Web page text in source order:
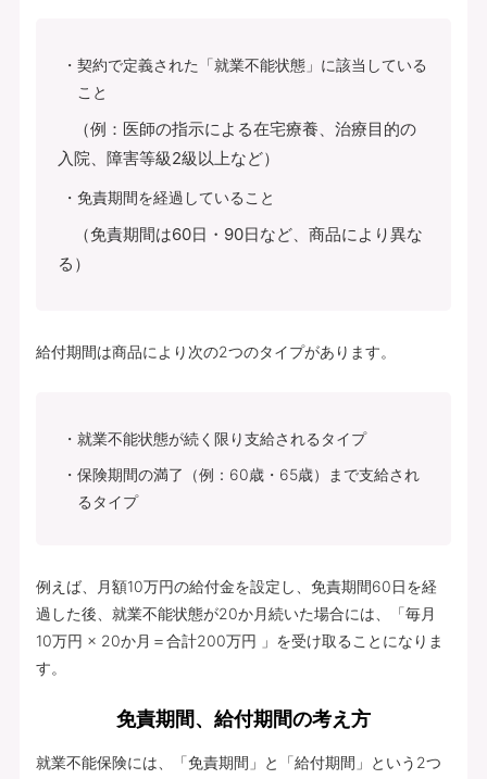
契約で定義された「就業不能状態」に該当している
こと
（例：医師の指示による在宅療養、治療目的の
入院、障害等級2級以上など）
免責期間を経過していること
（免責期間は60日・90日など、商品により異な
る）
給付期間は商品により次の2つのタイプがあります。
就業不能状態が続く限り支給されるタイプ
保険期間の満了（例：60歳・65歳）まで支給され
るタイプ
例えば、月額10万円の給付金を設定し、免責期間60日を経
過した後、就業不能状態が20か月続いた場合には、「毎月
10万円 × 20か月＝合計200万円 」を受け取ることになりま
す。
免責期間、給付期間の考え方
就業不能保険には、「免責期間」と「給付期間」という2つ